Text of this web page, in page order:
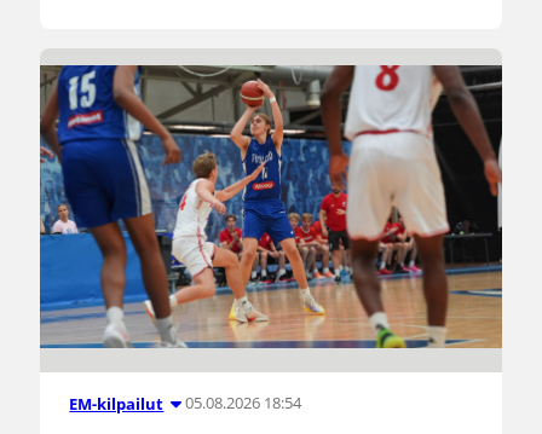
EM-kilpailut 05.08.2026 18:54